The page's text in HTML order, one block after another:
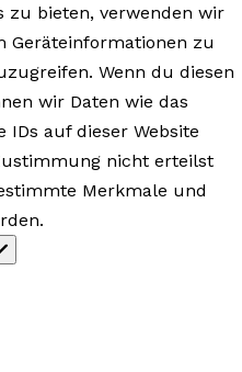
zu bieten, verwenden wir
Geräteinformationen zu
Wenn du diesen
wir Daten wie das
auf dieser Website
nicht erteilst
Merkmale und